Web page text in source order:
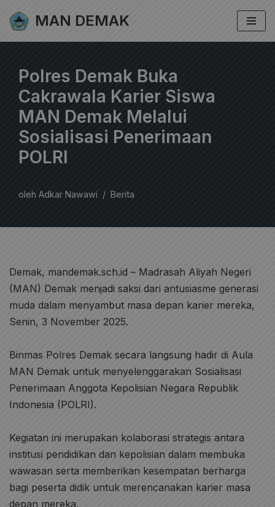
Lompat
konten
MAN DEMAK
Polres Demak Buka
Cakrawala Karier Siswa
MAN Demak Melalui
Sosialisasi Penerimaan
POLRI
oleh Adkar Nawawi Berita
Demak, mandemak.sch.id – Madrasah Aliyah Negeri
(MAN) Demak menjadi saksi dari antusiasme generasi
muda dalam menyambut masa depan karier mereka,
Senin, 3 November 2025.
Binmas Polres Demak secara langsung hadir di Aula
MAN Demak untuk menyelenggarakan Sosialisasi
Penerimaan Anggota Kepolisian Negara Republik
Indonesia (POLRI).
Kegiatan ini merupakan kolaborasi strategis antara
institusi pendidikan dan kepolisian dalam membuka
wawasan serta memberikan kesempatan berharga
bagi peserta didik untuk merencanakan karier masa
depan mereka.